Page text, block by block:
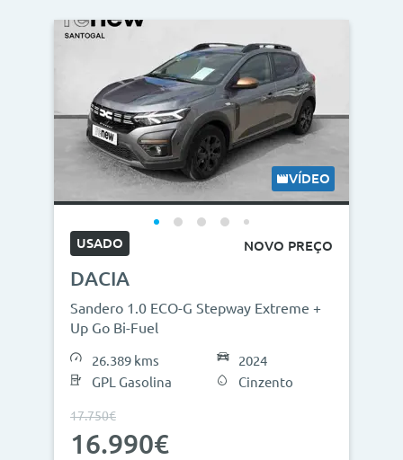
VÍDEO
USADO NOVO PREÇO
DACIA
Sandero 1.0 ECO-G Stepway Extreme +
Up Go Bi-Fuel
26.389 kms
GPL Gasolina
2024
Cinzento
17.750€
16.990€